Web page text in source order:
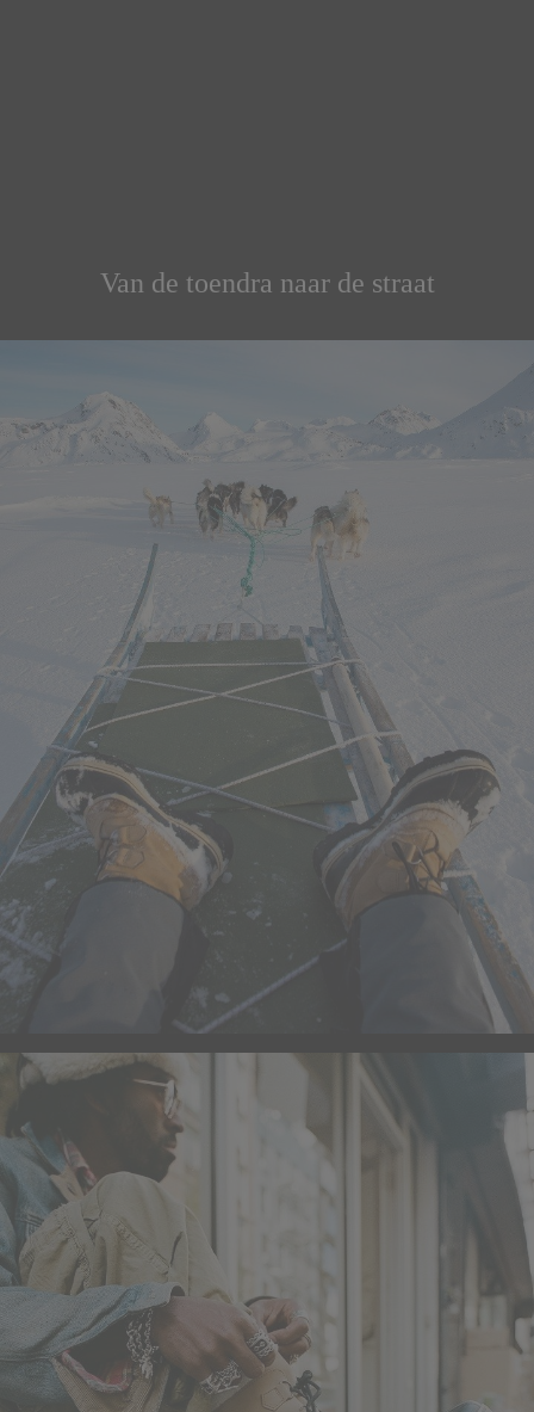
Van de toendra naar de straat